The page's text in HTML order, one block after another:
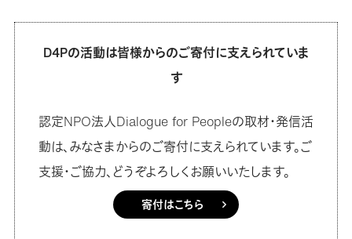
D4Pの活動は皆様からのご寄付に支えられていま
す
認定NPO法人Dialogue for Peopleの取材・発信活
動は、みなさまからのご寄付に支えられています。ご
支援・ご協力、どうぞよろしくお願いいたします。
寄付はこちら